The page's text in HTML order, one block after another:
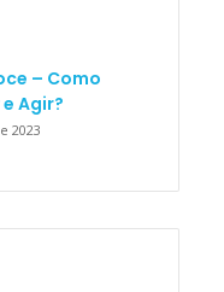
– Como
Agir?
2023